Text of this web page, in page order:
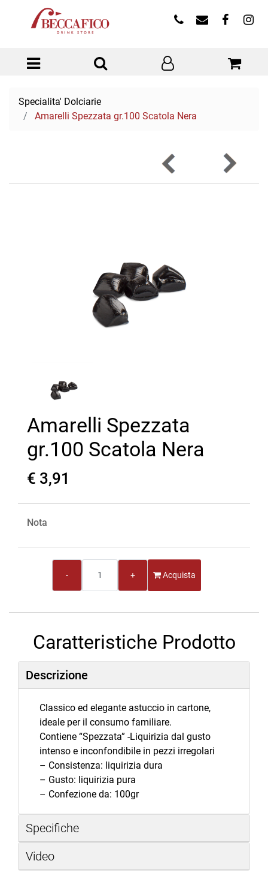
Open menu
Specialita' Dolciarie
Amarelli Spezzata gr.100 Scatola Nera
Amarelli Spezzata
gr.100 Scatola Nera
€ 3,91
Nota
Acquista
Caratteristiche Prodotto
Descrizione
Classico ed elegante astuccio in cartone,
ideale per il consumo familiare.
Contiene “Spezzata” -Liquirizia dal gusto
intenso e inconfondibile in pezzi irregolari
– Consistenza: liquirizia dura
– Gusto: liquirizia pura
– Confezione da: 100gr
Specifiche
Video